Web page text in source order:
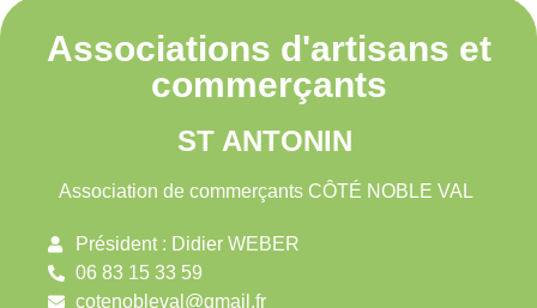
Associations d'artisans et
commerçants
ST ANTONIN
Association de commerçants CÔTÉ NOBLE VAL
Président : Didier WEBER
06 83 15 33 59
cotenobleval@gmail.fr